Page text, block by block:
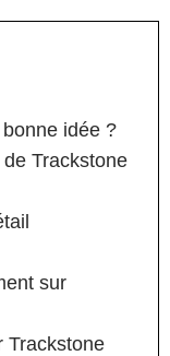
idée ?
Trackstone
sur
Trackstone